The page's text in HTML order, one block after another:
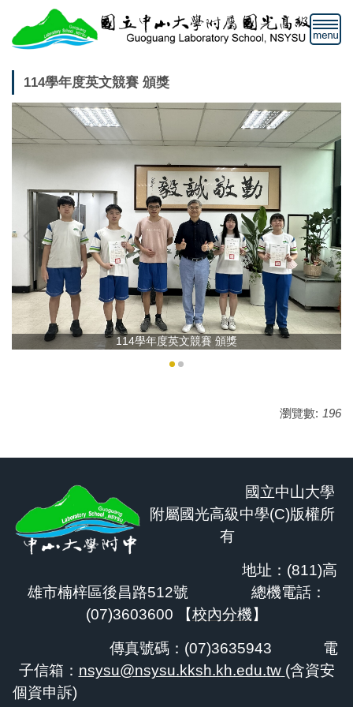
到
主
容
114學年度英文競賽 頒獎
114學年度英文競賽 頒獎
瀏覽數: 196
國立中山大學
附屬國光高級中學(C)版權所
有
地址：(811)高
雄市楠梓區後昌路512號 總機電話：
(07)3603600 【校內分機】
傳真號碼：(07)3635943
電
子信箱： nsysu@nsysu.kksh.kh.edu.tw (含資安
個資申訴)